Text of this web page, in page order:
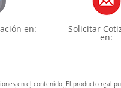
en: Solicitar
en:
en el contenido. El producto real